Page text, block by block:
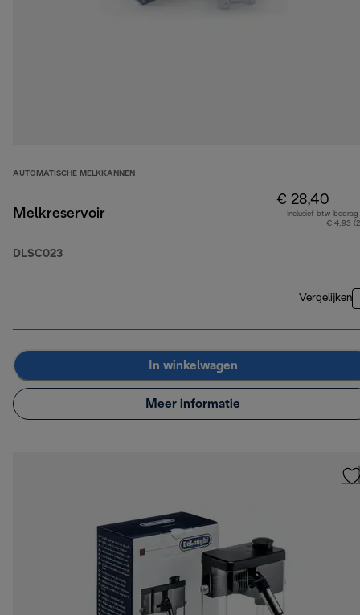
AUTOMATISCHE MELKKANNEN
Melkreservoir
DLSC023
€ 28,40
Inclusief btw-bedrag
€ 4,93
Vergelijken
In winkelwagen
Meer informatie